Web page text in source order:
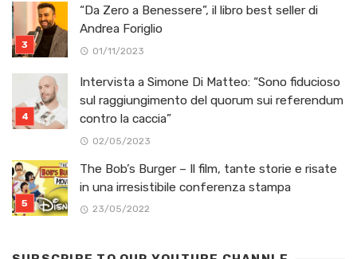
“Da Zero a Benessere”, il libro best seller di
Andrea Foriglio
01/11/2023
Intervista a Simone Di Matteo: “Sono fiducioso
sul raggiungimento del quorum sui referendum
contro la caccia”
02/05/2023
The Bob’s Burger – Il film, tante storie e risate
in una irresistibile conferenza stampa
23/05/2022